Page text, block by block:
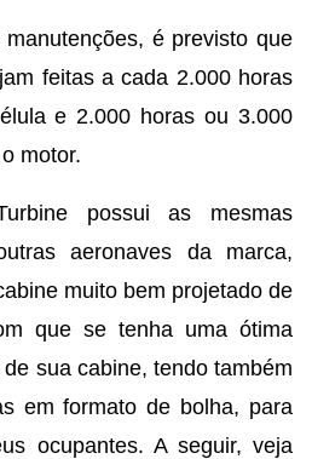
é previsto que
feitas a cada 2.000 horas
e 2.000 horas ou 3.000
motor.
possui as mesmas
aeronaves da marca,
muito bem projetado de
que se tenha uma ótima
sua cabine, tendo também
em formato de bolha, para
ocupantes. A seguir, veja